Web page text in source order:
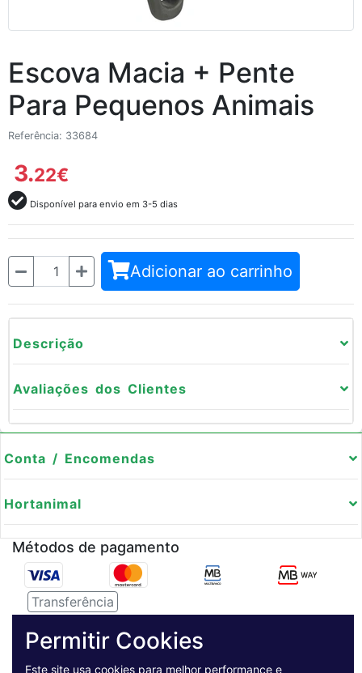
Escova Macia + Pente
Para Pequenos Animais
Referência: 33684
3.22€
Disponível para envio em 3-5 dias
Quantidade Adicionar ao carrinho
Descrição
Avaliações dos Clientes
Conta / Encomendas
Hortanimal
Métodos de pagamento
Transferência
Permitir Cookies
Este site usa cookies para melhor performance e